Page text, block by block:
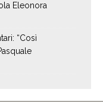
Eleonora
“Così